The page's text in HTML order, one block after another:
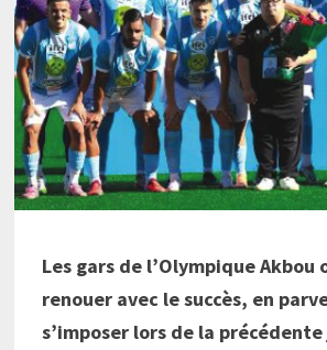
Les gars de l’Olympique Akbou
renouer avec le succès, en
s’imposer lors de la